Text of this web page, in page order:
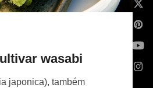
wasabi
japonica), também
X